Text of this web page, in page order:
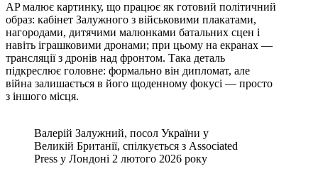
AP малює картинку, що працює як готовий політичний
образ: кабінет Залужного з військовими плакатами,
нагородами, дитячими малюнками батальних сцен і
навіть іграшковими дронами; при цьому на екранах —
трансляції з дронів над фронтом. Така деталь
підкреслює головне: формально він дипломат, але
війна залишається в його щоденному фокусі — просто
з іншого місця.
Валерій Залужний, посол України у
Великій Британії, спілкується з Associated
Press у Лондоні 2 лютого 2026 року